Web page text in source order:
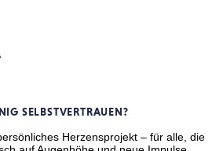
SELBSTVERTRAUEN?
Herzensprojekt – für alle, die